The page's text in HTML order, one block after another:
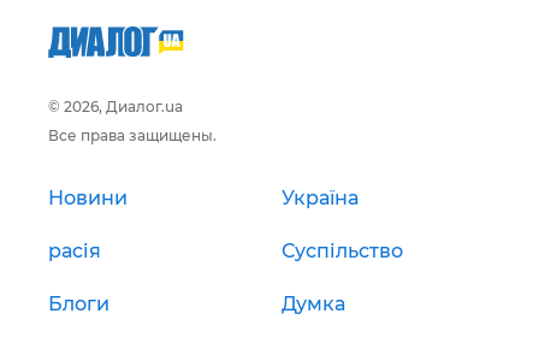
© 2026, Диалог.ua
Все права защищены.
Новини Україна
расія Суспільство
Блоги Думка